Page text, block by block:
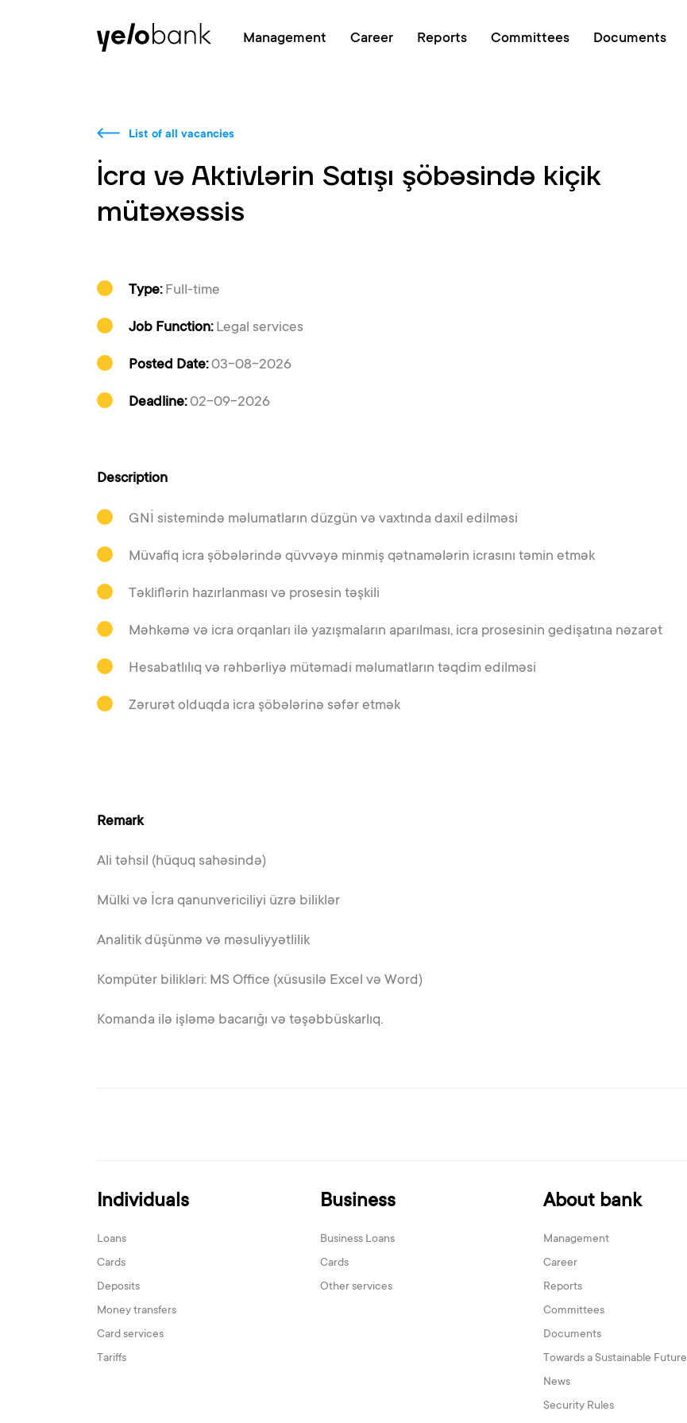
Management Career Reports Committees Documents
List of all vacancies
İcra və Aktivlərin Satışı şöbəsində kiçik
mütəxəssis
Type:Full-time
Job Function:Legal services
Posted Date:03-08-2026
Deadline:02-09-2026
Description
GNİ sistemində məlumatların düzgün və vaxtında daxil edilməsi
Müvafiq icra şöbələrində qüvvəyə minmiş qətnamələrin icrasını təmin etmək
Təkliflərin hazırlanması və prosesin təşkili
Məhkəmə və icra orqanları ilə yazışmaların aparılması, icra prosesinin gedişatına nəzarət
Hesabatlılıq və rəhbərliyə mütəmadi məlumatların təqdim edilməsi
Zərurət olduqda icra şöbələrinə səfər etmək
Remark
Ali təhsil (hüquq sahəsində)
Mülki və İcra qanunvericiliyi üzrə biliklər
Analitik düşünmə və məsuliyyətlilik
Kompüter bilikləri: MS Office (xüsusilə Excel və Word)
Komanda ilə işləmə bacarığı və təşəbbüskarlıq.
Individuals
Loans
Cards
Deposits
Money transfers
Card services
Tariffs
Business
Business Loans
Cards
Other services
About bank
Management
Career
Reports
Committees
Documents
Towards a Sustainable Future
News
Security Rules